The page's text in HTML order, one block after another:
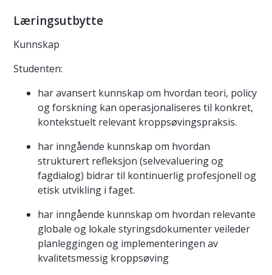
Læringsutbytte
Kunnskap
Studenten:
har avansert kunnskap om hvordan teori, policy
og forskning kan operasjonaliseres til konkret,
kontekstuelt relevant kroppsøvingspraksis.
har inngående kunnskap om hvordan
strukturert refleksjon (selvevaluering og
fagdialog) bidrar til kontinuerlig profesjonell og
etisk utvikling i faget.
har inngående kunnskap om hvordan relevante
globale og lokale styringsdokumenter veileder
planleggingen og implementeringen av
kvalitetsmessig kroppsøving